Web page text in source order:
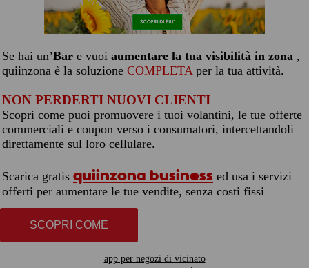
Se hai un’Bar e vuoi aumentare la tua visibilità in zona ,
quiinzona è la soluzione COMPLETAper la tua attività.
NON PERDERTI NUOVI CLIENTI
Scopri come puoi promuovere i tuoi volantini, le tue offerte
commerciali e coupon verso i consumatori, intercettandoli
direttamente sul loro cellulare.
Scarica gratis quiinzona business ed usa i servizi
offerti per aumentare le tue vendite, senza costi fissi
SCOPRI COME
app per negozi di vicinato